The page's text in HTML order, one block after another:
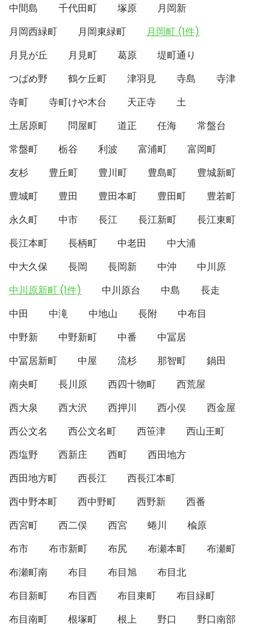
中間島
千代田町 塚原
月岡新
月岡西緑町
月岡東緑町
月岡町 (1件)
月見が丘
月見町 葛原
堤町通り
つばめ野
鶴ケ丘町 津羽見 寺島
寺津
寺町
寺町けや木台 天正寺
土
土居原町
問屋町 道正 任海
常盤台
常盤町
栃谷 利波 富浦町
富岡町
友杉
豊丘町 豊川町 豊島町
豊城新町
豊城町
豊田 豊田本町 豊田町
豊若町
永久町
中市 長江 長江新町
長江東町
長江本町
長柄町 中老田
中大浦
中大久保
長岡 長岡新 中沖
中川原
中川原新町 (1件)
中川原台 中島
長走
中田
中滝 中地山 長附
中布目
中野新
中野新町 中番
中冨居
中冨居新町
中屋 流杉 那智町
鍋田
南央町
長川原 西四十物町
西荒屋
西大泉
西大沢 西押川 西小俣
西金屋
西公文名
西公文名町 西笹津
西山王町
西塩野
西新庄 西町
西田地方
西田地方町
西長江
西長江本町
西中野本町
西中野町 西野新
西番
西宮町
西二俣 西宮 蜷川
楡原
布市
布市新町 布尻 布瀬本町
布瀬町
布瀬町南
布目 布目旭
布目北
布目新町
布目西 布目東町
布目緑町
布目南町
根塚町 根上 野口 野口南部